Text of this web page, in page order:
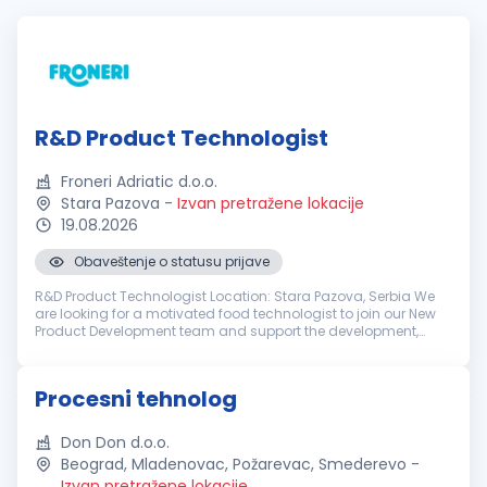
R&D Product Technologist
Froneri Adriatic d.o.o.
Stara Pazova - Izvan pretražene lokacije
19.08.2026
Obaveštenje o statusu prijave
R&D Product Technologist Location: Stara Pazova, Serbia We
are looking for a motivated food technologist to join our New
Product Development team and support the development,
Procesni tehnolog
Don Don d.o.o.
Beograd, Mladenovac, Požarevac, Smederevo -